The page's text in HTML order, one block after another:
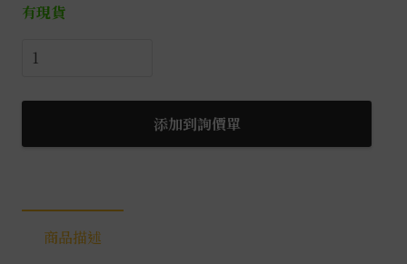
有現貨
新
餾
究
綠
添加到詢價單
商品描述